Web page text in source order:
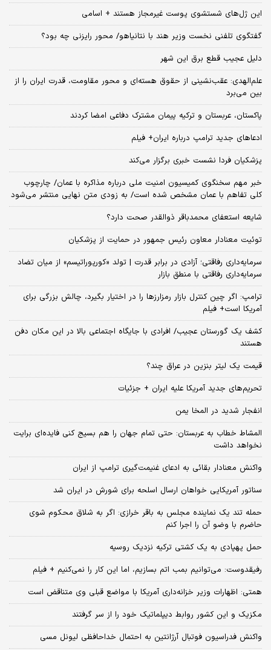
این ژل‌های شستشوی پوست غیرمجاز هستند + اسامی
گفتگوی تلفنی نخست وزیر هند با نتانیاهو/ محور رایزنی چه بود؟
دلیل عجیب قطع برق این شهر
علم‌الهدی: عقب‌نشینی از حقوق هسته‌ای و محور مقاومت، قدرت ایران را از
بین می‌برد
پاکستان، عربستان و ترکیه پیمان مشترک دفاعی امضا کردند
ادعاهای جدید ترامپ درباره ایران+ فیلم
پزشکیان فردا نشست خبری برگزار می‌کند
خبر مهم سخنگوی کمیسیون امنیت ملی درباره مذاکره با عمان/ چارچوب
کلی تفاهم با عمان مشخص شده است/ به زودی متن نهایی منتشر می‌شود
شایعه استعفای محمدباقر ذوالقدر صحت دارد؟
توئیت معنادار معاون رئیس جمهور در حمایت از پزشکیان
سرمایه‌داری رفاقتی؛ آزادی در برابر قدرت | تولد «کورپوراتیسم» از میان تضاد
سرمایه‌داری رفاقتی با منطق بازار
ترامپ: اگر چین کنترل بازار رمزارزها را در اختیار بگیرد، چالش بزرگی برای
آمریکا است+ فیلم
کشف یک گورستان عجیب/ افرادی با جایگاه اجتماعی بالا در این مکان دفن
هستند
قیمت یک لیتر بنزین در عراق چند؟
تحریم‌های جدید آمریکا علیه ایران + جزئیات
انفجار شدید در المخا یمن
المشاط خطاب به عربستان: حتی تمام جهان را هم بسیج کنی فایده‌ای برایت
نخواهد داشت
واکنش معنادار بقائی به ادعای غنیمت‌گیری ترامپ از ایران
سناتور آمریکایی خواهان ارسال اسلحه برای شورش در ایران شد
حمله تند یک نماینده مجلس به باقر خرازی: اگر به شلاق محکوم شوی
حاضرم با وضو آن را اجرا کنم
حمل پهپادی به یک کشتی ترکیه نزدیک روسیه
رفیقدوست: می‌توانیم بمب اتم بسازیم، اما این کار را نمی‌کنیم + فیلم
همتی: اظهارات وزیر خزانه‌داری آمریکا با مواضع قبلی وی متناقض است
مکزیک و این کشور روابط دیپلماتیک خود را از سر گرفتند
واکنش فدراسیون فوتبال آرژانتین به احتمال خداحافظی لیونل مسی